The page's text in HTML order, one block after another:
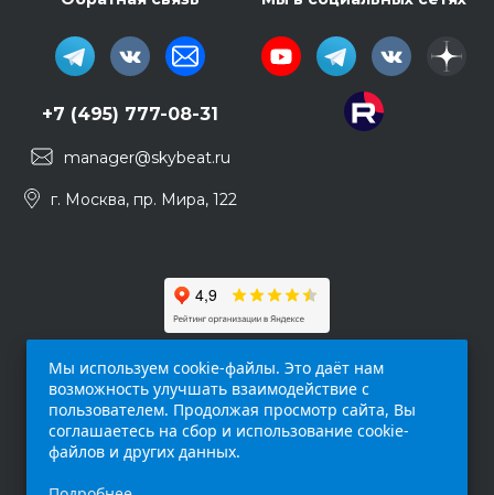
+7 (495) 777-08-31
manager@skybeat.ru
г. Москва, пр. Мира, 122
Мы используем cookie-файлы. Это даёт нам
возможность улучшать взаимодействие с
пользователем. Продолжая просмотр сайта, Вы
соглашаетесь на сбор и использование cookie-
файлов и других данных.